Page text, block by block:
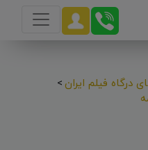
درگاه فیلم ایران>